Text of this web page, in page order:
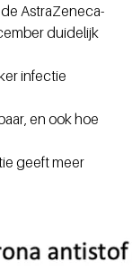
AstraZeneca-
duidelijk
infectie
en ook hoe
geeft meer